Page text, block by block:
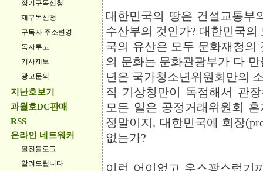
정기구독신청
재구독신청
구독자 주소변경
독자투고
기사제보
광고문의
지난호보기
과월호DC판매
RSS
온라인 네트워커
필진블로그
알려드립니다
대한민국의 땅은 건설교통부
수산부의 것인가? 대한민국
국의 유산은 모두 문화재청의
의 문화는 문화관광부가 다
년은 국가청소년위원회만의
직 기상청만이 독점해서 관
모든 일은 공정거래위원회
정말이지, 대한민국에 회장
없는가?
이런 어이없고 우스꽝스럽기